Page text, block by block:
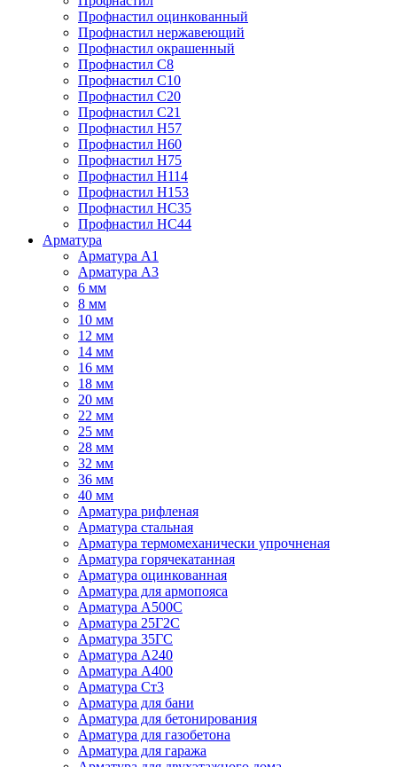
Профнастил оцинкованный
Профнастил нержавеющий
Профнастил окрашенный
Профнастил С8
Профнастил С10
Профнастил С20
Профнастил С21
Профнастил Н57
Профнастил Н60
Профнастил Н75
Профнастил Н114
Профнастил Н153
Профнастил НС35
Профнастил НС44
Арматура
Арматура А1
Арматура А3
6 мм
8 мм
10 мм
12 мм
14 мм
16 мм
18 мм
20 мм
22 мм
25 мм
28 мм
32 мм
36 мм
40 мм
Арматура рифленая
Арматура стальная
Арматура термомеханически упрочненая
Арматура горячекатанная
Арматура оцинкованная
Арматура для армопояса
Арматура A500С
Арматура 25Г2С
Арматура 35ГС
Арматура А240
Арматура А400
Арматура Ст3
Арматура для бани
Арматура для бетонирования
Арматура для газобетона
Арматура для гаража